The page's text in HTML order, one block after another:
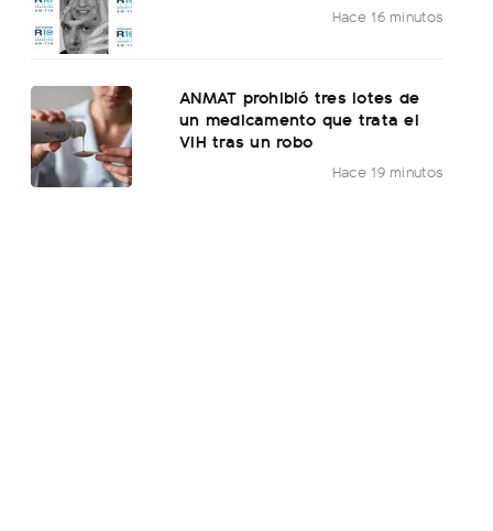
Hace 16 minutos
ANMAT prohibió tres lotes de
un medicamento que trata el
VIH tras un robo
Hace 19 minutos